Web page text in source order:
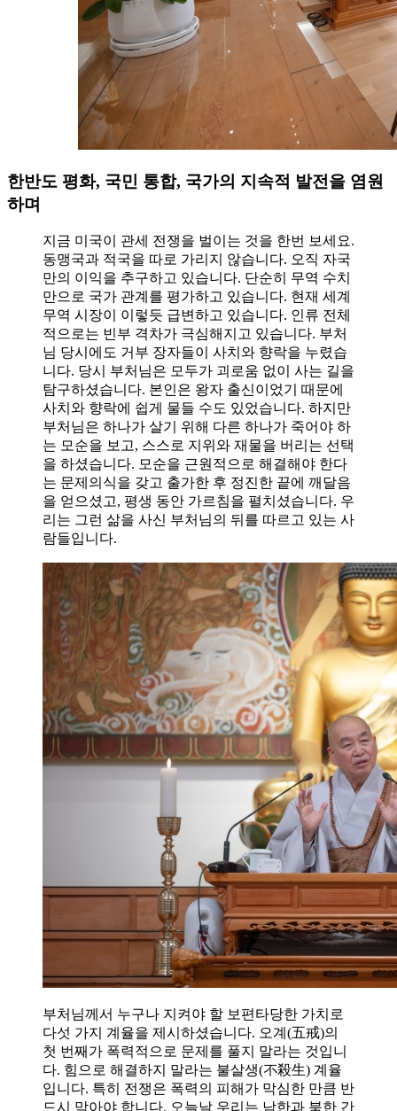
한반도 평화, 국민 통합, 국가의 지속적 발전을 염원
하며
지금 미국이 관세 전쟁을 벌이는 것을 한번 보세요.
동맹국과 적국을 따로 가리지 않습니다. 오직 자국
만의 이익을 추구하고 있습니다. 단순히 무역 수치
만으로 국가 관계를 평가하고 있습니다. 현재 세계
무역 시장이 이렇듯 급변하고 있습니다. 인류 전체
적으로는 빈부 격차가 극심해지고 있습니다. 부처
님 당시에도 거부 장자들이 사치와 향락을 누렸습
니다. 당시 부처님은 모두가 괴로움 없이 사는 길을
탐구하셨습니다. 본인은 왕자 출신이었기 때문에
사치와 향락에 쉽게 물들 수도 있었습니다. 하지만
부처님은 하나가 살기 위해 다른 하나가 죽어야 하
는 모순을 보고, 스스로 지위와 재물을 버리는 선택
을 하셨습니다. 모순을 근원적으로 해결해야 한다
는 문제의식을 갖고 출가한 후 정진한 끝에 깨달음
을 얻으셨고, 평생 동안 가르침을 펼치셨습니다. 우
리는 그런 삶을 사신 부처님의 뒤를 따르고 있는 사
람들입니다.
부처님께서 누구나 지켜야 할 보편타당한 가치로
다섯 가지 계율을 제시하셨습니다. 오계(五戒)의
첫 번째가 폭력적으로 문제를 풀지 말라는 것입니
다. 힘으로 해결하지 말라는 불살생(不殺生) 계율
입니다. 특히 전쟁은 폭력의 피해가 막심한 만큼 반
드시 막아야 합니다. 오늘날 우리는 남한과 북한 간